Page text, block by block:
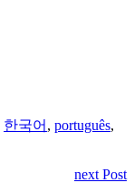
한국어 , português,
next Post